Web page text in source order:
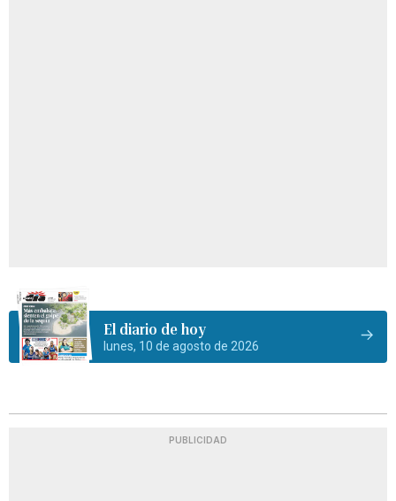
El diario de hoy
lunes, 10 de agosto de 2026
PUBLICIDAD